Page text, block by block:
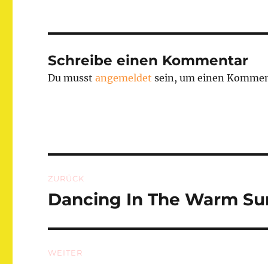
Schreibe einen Kommentar
Du musstangemeldet sein, um einen
ZURÜCK
Vorheriger
Dancing In The Warm
WEITER